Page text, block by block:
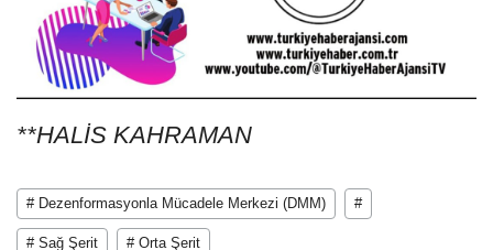
**HALİS KAHRAMAN
# Dezenformasyonla Mücadele Merkezi (DMM) #
# Sağ Şerit # Orta Şerit